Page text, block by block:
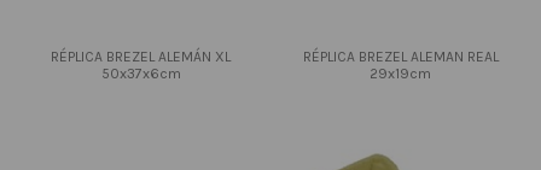
RÉPLICA BREZEL ALEMÁN XL
50x37x6cm
RÉPLICA BREZEL ALEMAN REAL
29x19cm